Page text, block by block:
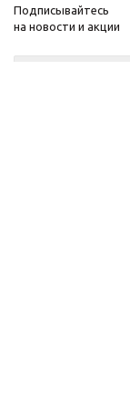
Подписывайтесь
на новости и акции